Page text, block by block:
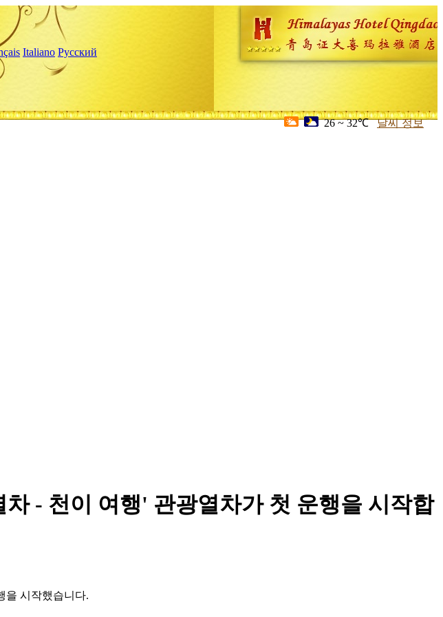
Italiano Русский
26 ~ 32℃ 날씨 정보
- 천이 여행' 관광열차가 첫 운행을 시작합
을 시작했습니다.